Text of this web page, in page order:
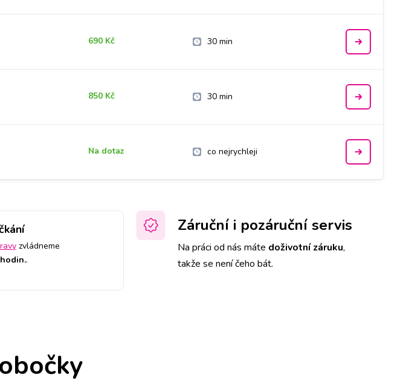
690 Kč 30 min
850 Kč 30 min
Na dotaz co nejrychleji
zvládneme
.
Záruční i pozáruční servis
Na práci od nás máte doživotní záruku,
takže se není čeho bát.